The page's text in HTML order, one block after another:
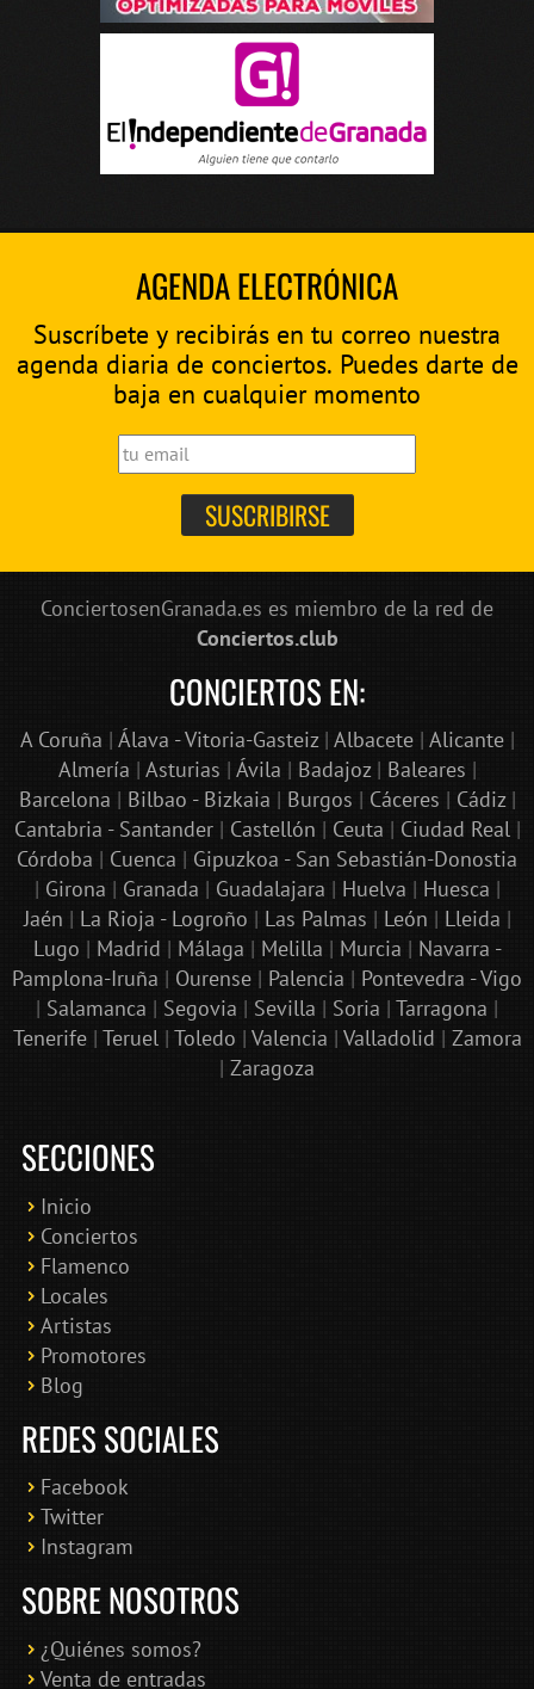
AGENDA ELECTRÓNICA
Suscríbete y recibirás en tu correo nuestra
agenda diaria de conciertos. Puedes darte de
baja en cualquier momento
ConciertosenGranada.es es miembro de la red de
Conciertos.club
CONCIERTOS EN:
A Coruña | Álava - Vitoria-Gasteiz| Albacete| Alicante|
Almería | Asturias | Ávila | Badajoz| Baleares |
Barcelona | Bilbao - Bizkaia | Burgos | Cáceres | Cádiz|
Cantabria - Santander| Castellón | Ceuta | Ciudad Real|
Córdoba | Cuenca | Gipuzkoa - San Sebastián-Donostia
| Girona | Granada | Guadalajara | Huelva | Huesca |
Jaén | La Rioja - Logroño | Las Palmas | León | Lleida |
Lugo | Madrid | Málaga | Melilla | Murcia | Navarra -
Pamplona-Iruña | Ourense | Palencia | Pontevedra - Vigo
| Salamanca | Segovia | Sevilla | Soria | Tarragona |
Tenerife| Teruel| Toledo | Valencia | Valladolid | Zamora
| Zaragoza
SECCIONES
Inicio
Conciertos
Flamenco
Locales
Artistas
Promotores
Blog
REDES SOCIALES
Facebook
Twitter
Instagram
SOBRE NOSOTROS
¿Quiénes somos?
Venta de entradas